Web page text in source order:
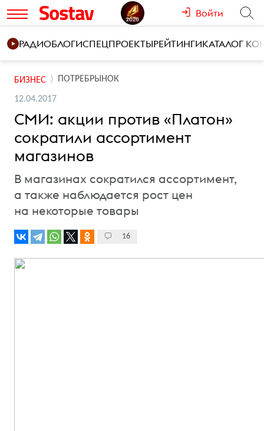
Войти
РАДИОБЛОГИСПЕЦПРОЕКТЫРЕЙТИНГИКАТАЛОГ
БИЗНЕС ПОТРЕБРЫНОК
12.04.2017
СМИ: акции против «Платон»
сократили ассортимент
магазинов
В магазинах сократился ассортимент,
а также наблюдается рост цен
на некоторые товары
16